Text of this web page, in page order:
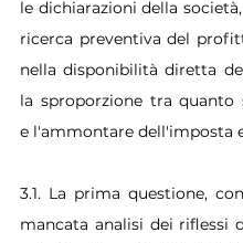
le dichiarazioni della
ricerca preventiva del
nella disponibilità diretta
la sproporzione tra quanto
e l'ammontare dell'imposta
3.1. La prima questione,
mancata analisi dei riflessi